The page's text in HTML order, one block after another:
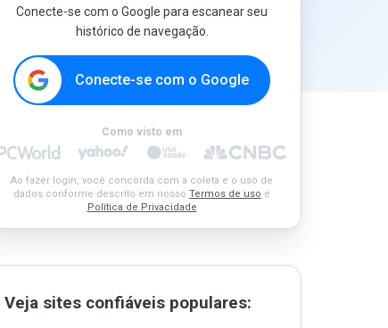
Conecte-se com o Google para escanear seu
histórico de navegação.
Conecte-se com o Google
Como visto em
Ao fazer login, você concorda com a coleta e o uso de
dados conforme descrito em nosso Termos de uso e
Política de Privacidade
Veja sites confiáveis populares: